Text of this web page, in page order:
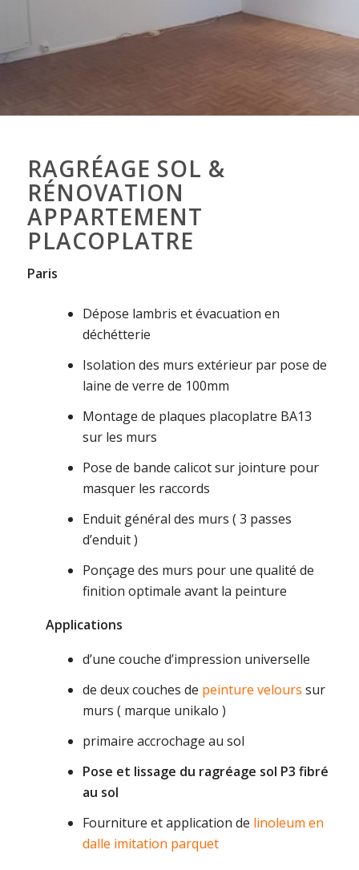
RAGRÉAGE SOL &
RÉNOVATION
APPARTEMENT
PLACOPLATRE
Paris
Dépose lambris et évacuation en
déchétterie
Isolation des murs extérieur par pose de
laine de verre de 100mm
Montage de plaques placoplatre BA13
sur les murs
Pose de bande calicot sur jointure pour
masquer les raccords
Enduit général des murs ( 3 passes
d’enduit )
Ponçage des murs pour une qualité de
finition optimale avant la peinture
Applications
d’une couche d’impression universelle
de deux couches de peinture velours sur
murs ( marque unikalo )
primaire accrochage au sol
Pose et lissage du ragréage sol P3 fibré
au sol
Fourniture et application de linoleum en
dalle imitation parquet